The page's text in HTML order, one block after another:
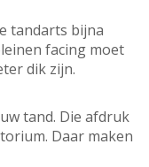
tandarts bijna
facing moet
dik zijn.
tand. Die afdruk
Daar maken